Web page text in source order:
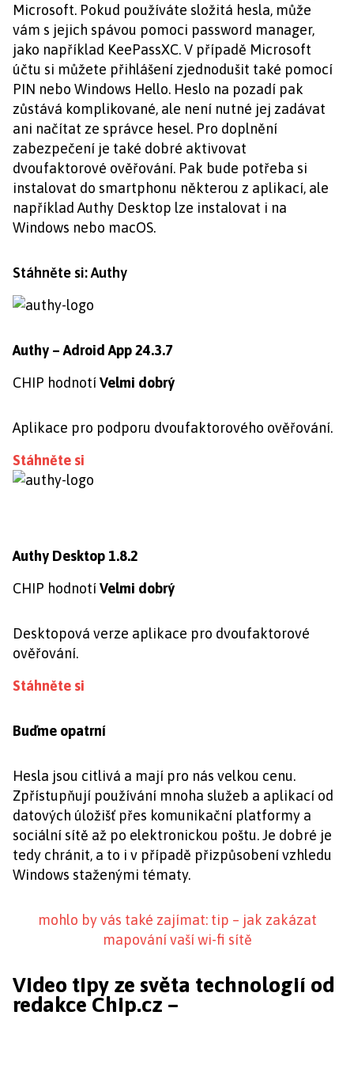
Microsoft. Pokud používáte složitá hesla, může
vám s jejich spávou pomoci password manager,
jako například KeePassXC. V případě Microsoft
účtu si můžete přihlášení zjednodušit také pomocí
PIN nebo Windows Hello. Heslo na pozadí pak
zůstává komplikované, ale není nutné jej zadávat
ani načítat ze správce hesel. Pro doplnění
zabezpečení je také dobré aktivovat
dvoufaktorové ověřování. Pak bude potřeba si
instalovat do smartphonu některou z aplikací, ale
například Authy Desktop lze instalovat i na
Windows nebo macOS.
Stáhněte si: Authy
Authy – Adroid App 24.3.7
CHIP hodnotíVelmi dobrý
Aplikace pro podporu dvoufaktorového ověřování.
Stáhněte si
Authy Desktop 1.8.2
CHIP hodnotíVelmi dobrý
Desktopová verze aplikace pro dvoufaktorové
ověřování.
Stáhněte si
Buďme opatrní
Hesla jsou citlivá a mají pro nás velkou cenu.
Zpřístupňují používání mnoha služeb a aplikací od
datových úložišť přes komunikační platformy a
sociální sítě až po elektronickou poštu. Je dobré je
tedy chránit, a to i v případě přizpůsobení vzhledu
Windows staženými tématy.
mohlo by vás také zajímat: tip – jak zakázat
mapování vaší wi-fi sítě
Video tipy ze světa technologií od
redakce Chip.cz –